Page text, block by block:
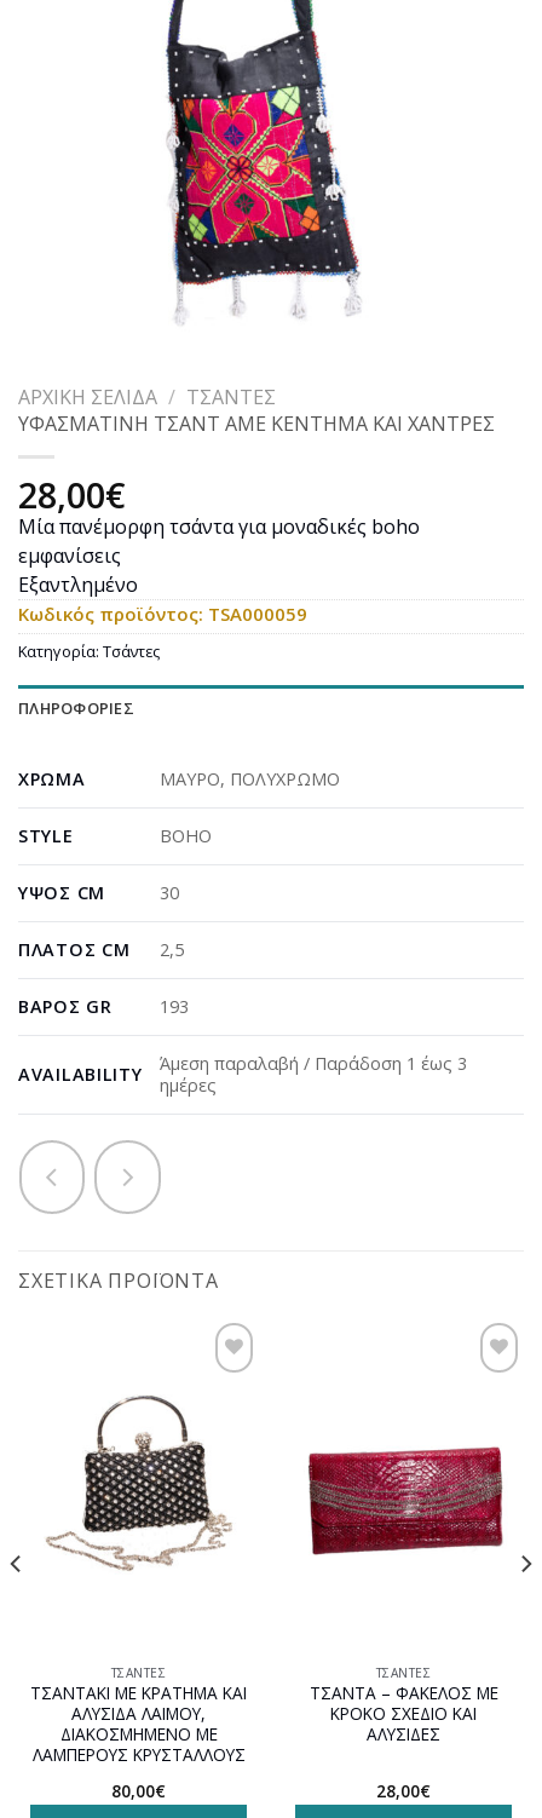
ΑΡΧΙΚΉ ΣΕΛΊΔΑ / ΤΣΆΝΤΕΣ
ΥΦΑΣΜΑΤΙΝΗ ΤΣΑΝΤ ΑΜΕ ΚΕΝΤΗΜΑ ΚΑΙ ΧΑΝΤΡΕΣ
28,00€
Μία πανέμορφη τσάντα για μοναδικές boho
εμφανίσεις
Εξαντλημένο
Κωδικός προϊόντος: TSA000059
Κατηγορία: Τσάντες
ΠΛΗΡΟΦΟΡΊΕΣ
ΧΡΏΜΑ ΜΑΥΡΟ, ΠΟΛΥΧΡΩΜΟ
STYLE BOHO
ΎΨΟΣ CM 30
ΠΛΆΤΟΣ CM 2,5
ΒΆΡΟΣ GR 193
AVAILABILITY
Άμεση παραλαβή / Παράδοση 1 έως 3
ημέρες
ΣΧΕΤΙΚΆ ΠΡΟΪΌΝΤΑ
Προσθήκη
wishlist
ΤΣΆΝΤΕΣ
ΤΣΑΝΤΑΚΙ ΜΕ ΚΡΑΤΗΜΑ ΚΑΙ
ΑΛΥΣΙΔΑ ΛΑΙΜΟΥ,
ΔΙΑΚΟΣΜΗΜΕΝΟ ΜΕ
ΛΑΜΠΕΡΟΥΣ ΚΡΥΣΤΑΛΛΟΥΣ
80,00€
wishlist
ΤΣΆΝΤΕΣ
ΤΣΑΝΤΑ – ΦΑΚΕΛΟΣ ΜΕ
ΚΡΟΚΟ ΣΧΕΔΙΟ ΚΑΙ
ΑΛΥΣΙΔΕΣ
28,00€